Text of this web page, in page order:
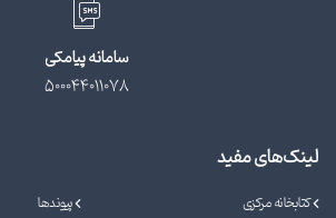
سامانه پیامکی
500044011078
لینک‌های مفید
کتابخانه مرکزی
پیوندها